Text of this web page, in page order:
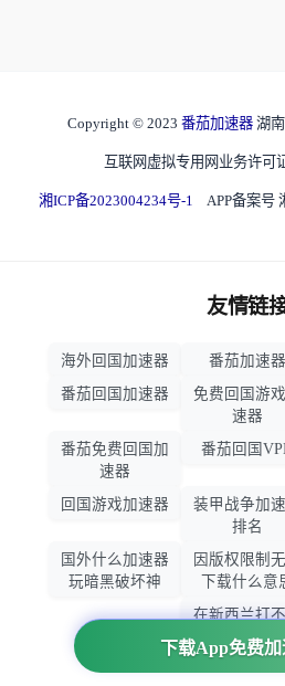
下载App免费加
Copyright © 2023 番茄加速器 湖
互联网虚拟专用网业务许可
湘ICP备2023004234号-1 APP备案号
友情链
海外回国加速器 番茄加速器
番茄回国加速器
免费回国游
速器
番茄免费回国加
速器
番茄回国
回国游戏加速器
装甲战争加
排名
国外什么加速器
玩暗黑破坏神
因版权限制
下载什么意
在新西兰打
大智慧怎么